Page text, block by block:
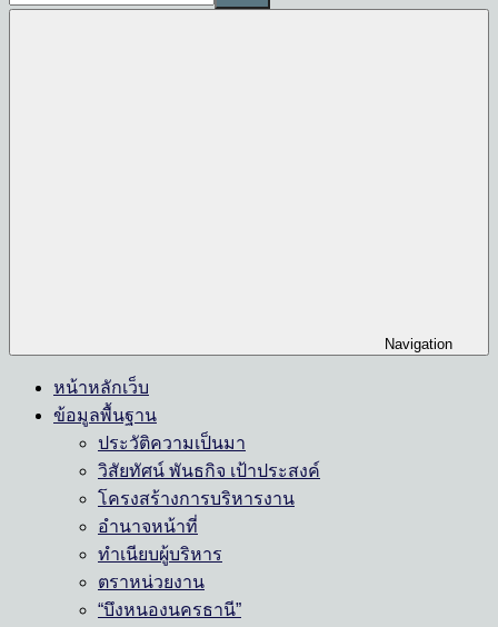
Navigation
หน้าหลักเว็บ
ข้อมูลพื้นฐาน
ประวัติความเป็นมา
วิสัยทัศน์ พันธกิจ เป้าประสงค์
โครงสร้างการบริหารงาน
อำนาจหน้าที่
ทำเนียบผู้บริหาร
ตราหน่วยงาน
“บึงหนองนครธานี”